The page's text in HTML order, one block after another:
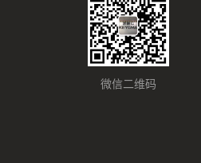
微信二维码